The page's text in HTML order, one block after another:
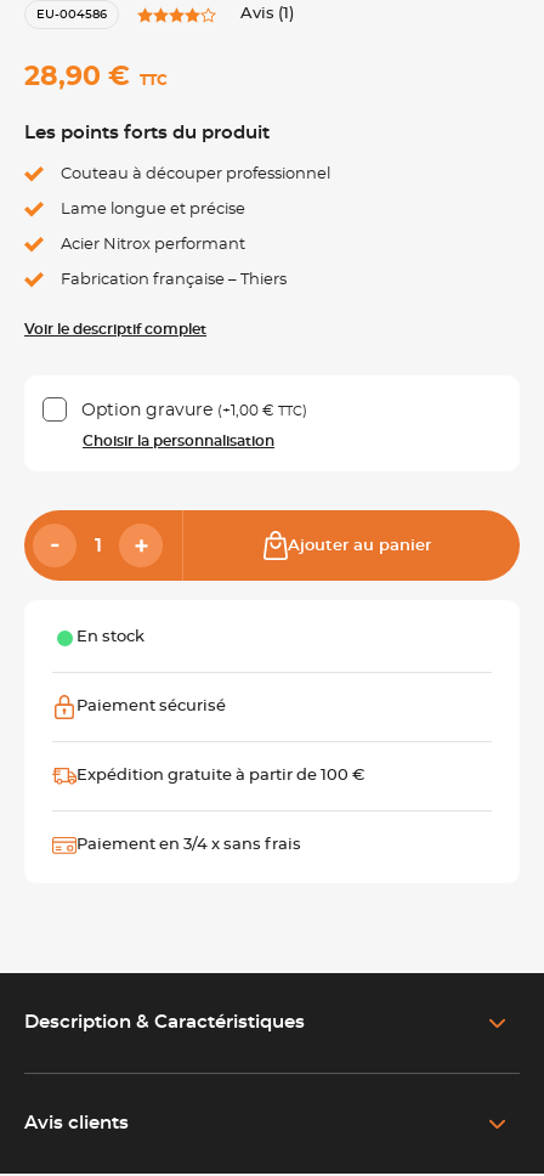
EU-004586 Avis (1)
28,90 € TTC
Les points forts du produit
Couteau à découper professionnel
Lame longue et précise
Acier Nitrox performant
Fabrication française – Thiers
Voir le descriptif complet
Option gravure (+1,00 € TTC)
Choisir la personnalisation
Ajouter au panier
En stock
Paiement sécurisé
Expédition gratuite à partir de 100 €
Paiement en 3/4 x sans frais
Description & Caractéristiques
Avis clients